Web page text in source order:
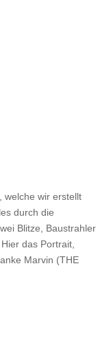
welche wir erstellt
durch die
Blitze, Baustrahler
das Portrait,
Marvin (THE